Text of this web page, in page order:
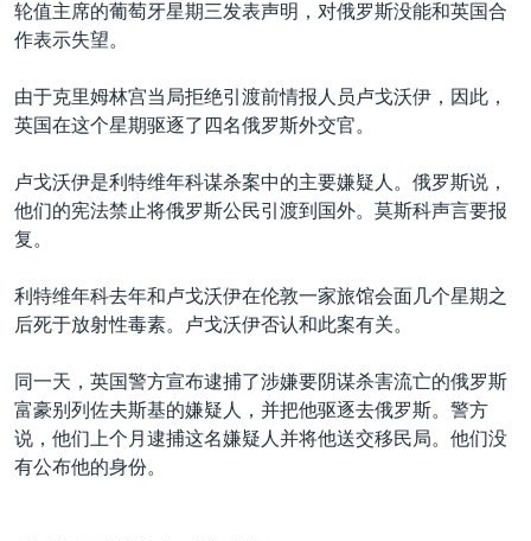
轮值主席的葡萄牙星期三发表声明，对俄罗斯没能和英国合
作表示失望。
由于克里姆林宫当局拒绝引渡前情报人员卢戈沃伊，因此，
英国在这个星期驱逐了四名俄罗斯外交官。
卢戈沃伊是利特维年科谋杀案中的主要嫌疑人。俄罗斯说，
他们的宪法禁止将俄罗斯公民引渡到国外。莫斯科声言要报
复。
利特维年科去年和卢戈沃伊在伦敦一家旅馆会面几个星期之
后死于放射性毒素。卢戈沃伊否认和此案有关。
同一天，英国警方宣布逮捕了涉嫌要阴谋杀害流亡的俄罗斯
富豪别列佐夫斯基的嫌疑人，并把他驱逐去俄罗斯。警方
说，他们上个月逮捕这名嫌疑人并将他送交移民局。他们没
有公布他的身份。